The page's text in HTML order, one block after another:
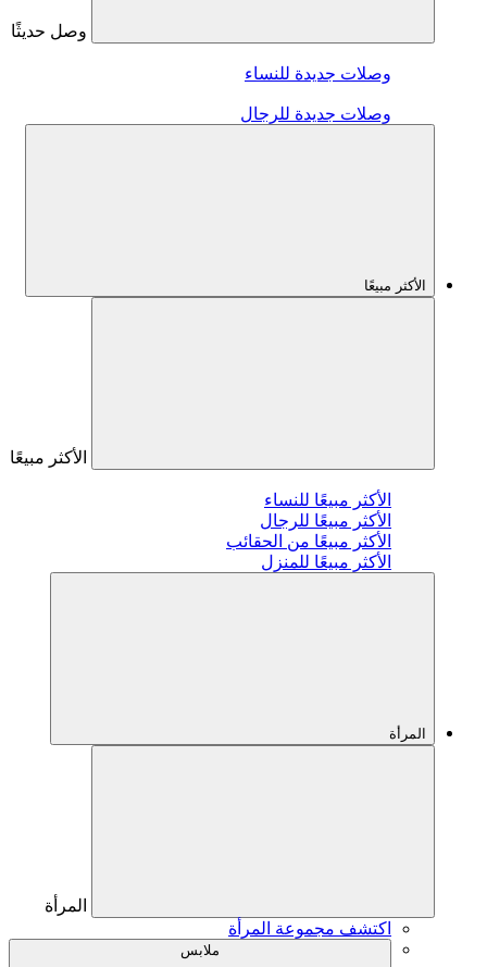
وصل حديثًا
وصلات جديدة للنساء
وصلات جديدة للرجال
الأكثر مبيعًا
الأكثر مبيعًا
الأكثر مبيعًا للنساء
الأكثر مبيعًا للرجال
الأكثر مبيعًا من الحقائب
الأكثر مبيعًا للمنزل
المرأة
المرأة
اكتشف مجموعة المرأة
ملابس